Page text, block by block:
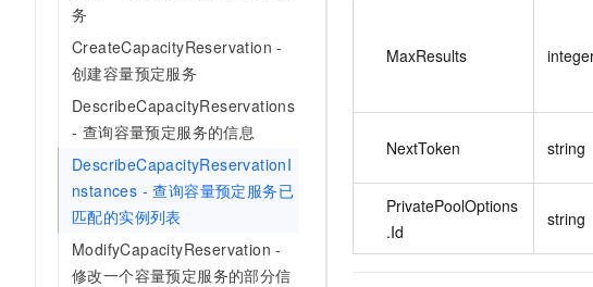
务
CreateCapacityReservation -
创建容量预定服务
DescribeCapacityReservations
- 查询容量预定服务的信息
DescribeCapacityReservationI
nstances - 查询容量预定服务已
匹配的实例列表
ModifyCapacityReservation -
修改一个容量预定服务的部分信
MaxResults
NextToken string
PrivatePoolOptions
.Id
string